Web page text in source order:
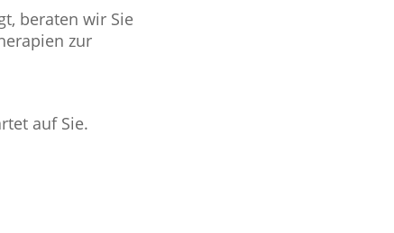
beraten wir Sie
zur
auf Sie.